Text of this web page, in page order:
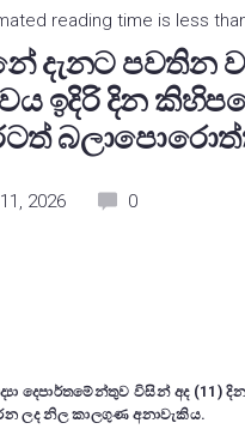
reading time is less
දැනට පවතින
ඉදිරි දින
2026 0
දෙපාර්තමේන්තුව විසින් අද (11)
ලද නිල කාලගුණ අනාවැකිය.